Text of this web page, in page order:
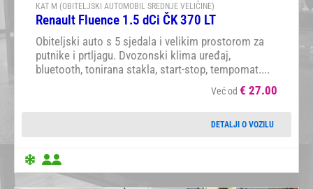
KAT M (OBITELJSKI AUTOMOBIL SREDNJE VELIČINE)
Renault Fluence 1.5 dCi ČK 370 LT
Obiteljski auto s 5 sjedala i velikim prostorom za
putnike i prtljagu. Dvozonski klima uređaj,
bluetooth, tonirana stakla, start-stop, tempomat....
Već od € 27.00
DETALJI O VOZILU